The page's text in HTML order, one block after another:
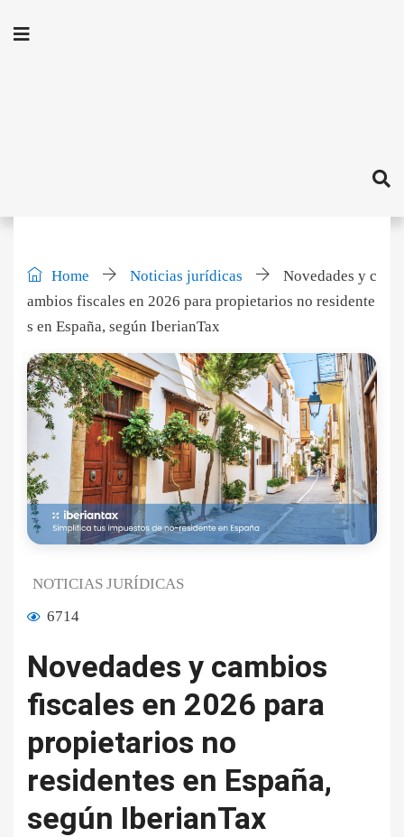
Home Noticias jurídicas
Novedades y c
ambios fiscales en 2026 para propietarios no residente
s en España, según IberianTax
NOTICIAS JURÍDICAS
6714
Novedades y cambios
fiscales en 2026 para
propietarios no
residentes en España,
según IberianTax